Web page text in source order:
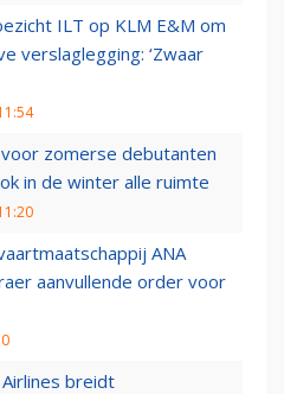
ILT op KLM E&M om
verslaglegging: ‘Zwaar
zomerse debutanten
in de winter alle ruimte
ANA
aanvullende order voor
Airlines breidt